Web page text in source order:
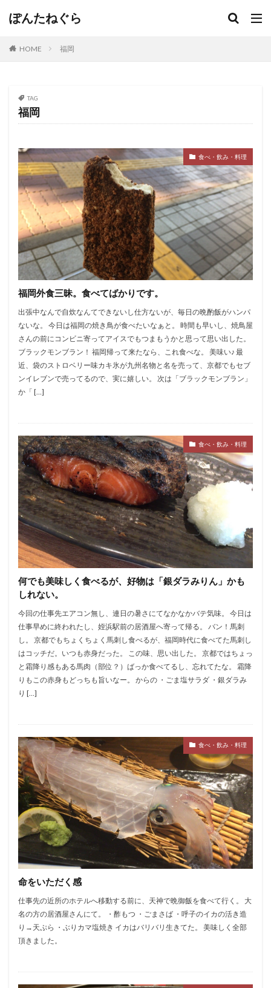
ぽんたねぐら
HOME 福岡
TAG
福岡
食べ・飲み・料理
福岡外食三昧。食べてばかりです。
出張中なんで自炊なんてできないし仕方ないが、毎日の晩酌飯がハンパ
ないな。 今日は福岡の焼き鳥が食べたいなぁと。 時間も早いし、焼鳥屋
さんの前にコンビニ寄ってアイスでもつまもうかと思って思い出した。
ブラックモンブラン！ 福岡帰って来たなら、これ食べな。 美味い♪ 最
近、袋のストロベリー味カキ氷が九州名物と名を売って、京都でもセブ
ンイレブンで売ってるので、実に嬉しい。 次は「ブラックモンブラン」
か「 […]
食べ・飲み・料理
何でも美味しく食べるが、好物は「銀ダラみりん」かも
しれない。
今回の仕事先エアコン無し、連日の暑さにてなかなかバテ気味。 今日は
仕事早めに終われたし、姪浜駅前の居酒屋へ寄って帰る。 バン！馬刺
し。 京都でもちょくちょく馬刺し食べるが、福岡時代に食べてた馬刺し
はコッチだ。いつも赤身だった。 この味、思い出した。 京都ではちょっ
と霜降り感もある馬肉（部位？）ばっか食べてるし、忘れてたな。 霜降
りもこの赤身もどっちも旨いなー。 からの ・ごま塩サラダ ・銀ダラみ
り […]
食べ・飲み・料理
命をいただく感
仕事先の近所のホテルへ移動する前に、天神で晩御飯を食べて行く。 大
名の方の居酒屋さんにて。 ・酢もつ ・ごまさば ・呼子のイカの活き造
り→天ぷら ・ぶりカマ塩焼き イカはバリバリ生きてた。 美味しく全部
頂きました。